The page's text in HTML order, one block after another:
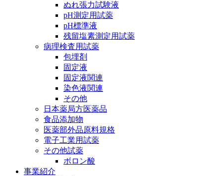
ぬれ張力試験液
pH測定用試薬
pH標準液
残留塩素測定用試薬
病理検査用試薬
包埋剤
固定液
固定液関連
染色液関連
その他
日本薬局方医薬品
食品添加物
医薬部外品原料規格
電子工業用試薬
その他試薬
ボロン酸
事業紹介